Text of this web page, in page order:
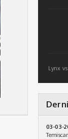
Lynx
03-03-